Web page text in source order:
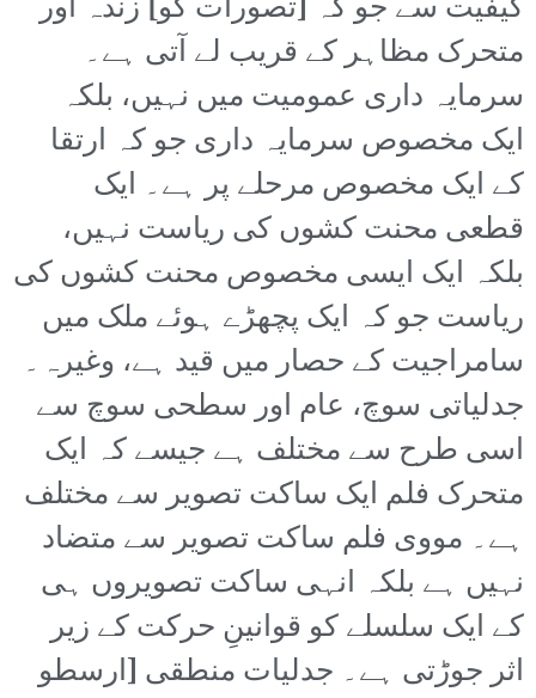
کیفیت سے جو کہ [تصورات کو] زندہ اور
متحرک مظاہر کے قریب لے آتی ہے۔
سرمایہ داری عمومیت میں نہیں، بلکہ
ایک مخصوص سرمایہ داری جو کہ ارتقا
کے ایک مخصوص مرحلے پر ہے۔ ایک
قطعی محنت کشوں کی ریاست نہیں،
بلکہ ایک ایسی مخصوص محنت کشوں کی
ریاست جو کہ ایک پچھڑے ہوئے ملک میں
سامراجیت کے حصار میں قید ہے، وغیرہ۔
جدلیاتی سوچ، عام اور سطحی سوچ سے
اسی طرح سے مختلف ہے جیسے کہ ایک
متحرک فلم ایک ساکت تصویر سے مختلف
ہے۔ مووی فلم ساکت تصویر سے متضاد
نہیں ہے بلکہ انہی ساکت تصویروں ہی
کے ایک سلسلے کو قوانینِ حرکت کے زیر
اثر جوڑتی ہے۔ جدلیات منطقی [ارسطو